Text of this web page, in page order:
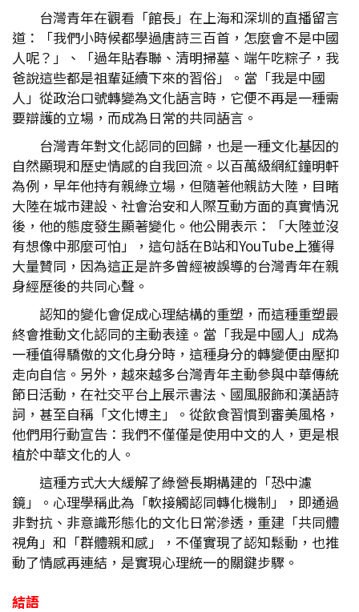
台灣青年在觀看「館長」在上海和深圳的直播留言
道：「我們小時候都學過唐詩三百首，怎麼會不是中國
人呢？」、「過年貼春聯、清明掃墓、端午吃粽子，我
爸說這些都是祖輩延續下來的習俗」。當「我是中國
人」從政治口號轉變為文化語言時，它便不再是一種需
要辯護的立場，而成為日常的共同語言。
台灣青年對文化認同的回歸，也是一種文化基因的
自然顯現和歷史情感的自我回流。以百萬級網紅鐘明軒
為例，早年他持有親綠立場，但隨著他親訪大陸，目睹
大陸在城市建設、社會治安和人際互動方面的真實情況
後，他的態度發生顯著變化。他公開表示：「大陸並沒
有想像中那麼可怕」，這句話在B站和YouTube上獲得
大量贊同，因為這正是許多曾經被誤導的台灣青年在親
身經歷後的共同心聲。
認知的變化會促成心理結構的重塑，而這種重塑最
終會推動文化認同的主動表達。當「我是中國人」成為
一種值得驕傲的文化身分時，這種身分的轉變便由壓抑
走向自信。另外，越來越多台灣青年主動參與中華傳統
節日活動，在社交平台上展示書法、國風服飾和漢語詩
詞，甚至自稱「文化博主」。從飲食習慣到審美風格，
他們用行動宣告：我們不僅僅是使用中文的人，更是根
植於中華文化的人。
這種方式大大緩解了綠營長期構建的「恐中濾
鏡」。心理學稱此為「軟接觸認同轉化機制」，即通過
非對抗、非意識形態化的文化日常滲透，重建「共同體
視角」和「群體親和感」，不僅實現了認知鬆動，也推
動了情感再連結，是實現心理統一的關鍵步驟。
結語